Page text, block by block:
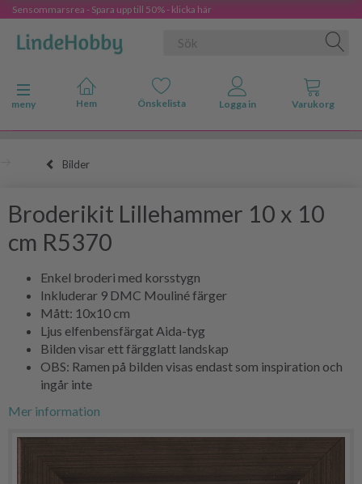
Sensommarsrea - Spara upp till 50% - klicka här
Ändra navigering
meny
Bilder
Broderikit Lillehammer 10 x 10
cm R5370
Enkel broderi med korsstygn
Inkluderar 9 DMC Mouliné färger
Mått: 10x10 cm
Ljus elfenbensfärgat Aida-tyg
Bilden visar ett färgglatt landskap
OBS: Ramen på bilden visas endast som inspiration och
ingår inte
Mer information